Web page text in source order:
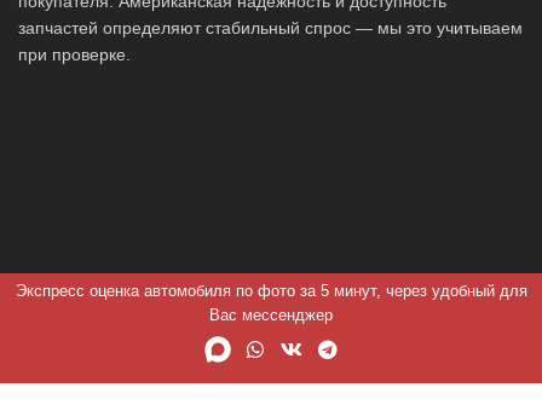
запчастей определяют стабильный спрос — мы это учитываем
при проверке.
Экспресс оценка автомобиля по фото за 5 минут, через удобный для
Вас мессенджер